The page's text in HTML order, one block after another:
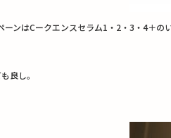
ンはCークエンスセラム1・2・3・4＋の
良し。